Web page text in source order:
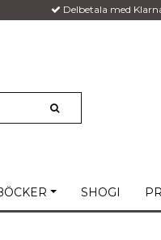
Delbetala med
SHOGI